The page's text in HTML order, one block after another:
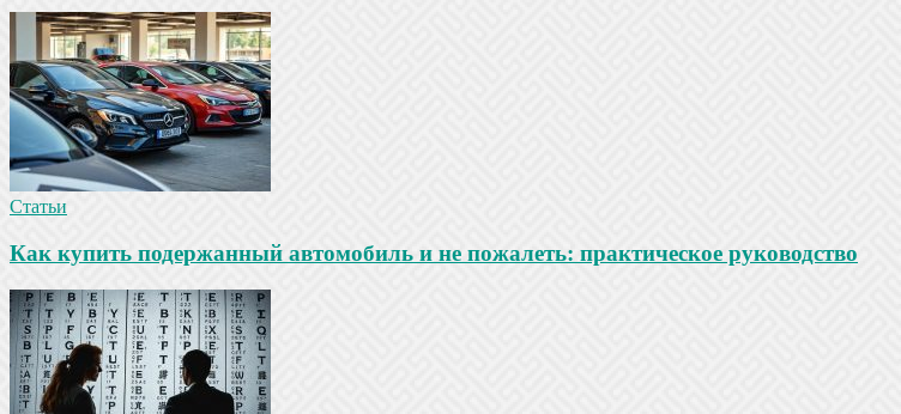
Статьи
Как купить подержанный автомобиль и не пожалеть: практическое руководство